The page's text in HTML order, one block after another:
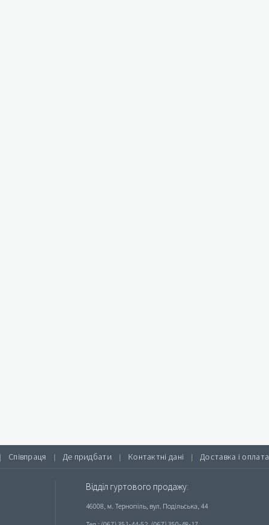
| Співпраця | Де придбати | Контактні дані | Доставка і оплата
Відділ гуртового продажу:
46008, м. Тернопіль, вул. Подільська, 44